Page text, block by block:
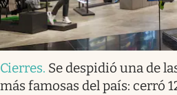
Cierres. Se despidió una de
más famosas del país: cerró